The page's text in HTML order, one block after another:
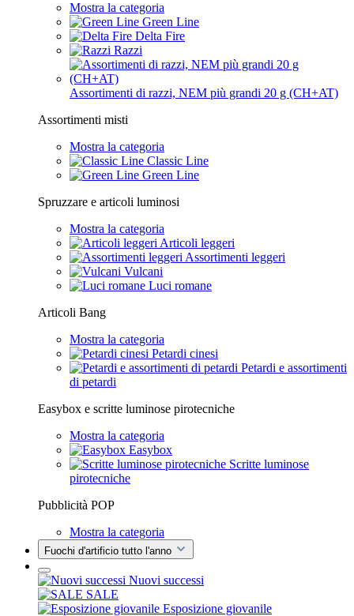
Mostra la categoria
Green Line
Delta Fire
Razzi
Assortimenti di razzi, NEM più grandi 20 g (CH+AT)
Assortimenti misti
Mostra la categoria
Classic Line
Green Line
Spruzzare e articoli luminosi
Mostra la categoria
Articoli leggeri
Assortimenti leggeri
Vulcani
Luci romane
Articoli Bang
Mostra la categoria
Petardi cinesi
Petardi e assortimenti
di petardi
Easybox e scritte luminose pirotecniche
Mostra la categoria
Easybox
Scritte luminose
pirotecniche
Pubblicità POP
Mostra la categoria
Fuochi d'artificio tutto l'anno
Nuovi successi
SALE
Esposizione giovanile